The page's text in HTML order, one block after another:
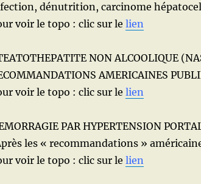
dénutrition, carcinome
voir le topo : clic sur le lien
NON ALCOOLIQUE
AMERICAINES
voir le topo : clic sur le lien
PAR HYPERTENSION
les « recommandations »
voir le topo : clic sur le lien